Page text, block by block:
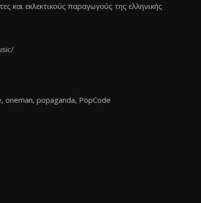
και εκλεκτικούς παραγωγούς της ελληνικής
oneman, popaganda, PopCode